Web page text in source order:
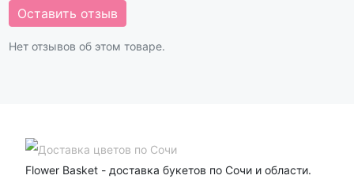
Оставить отзыв
Нет отзывов об этом товаре.
Flower Basket - доставка букетов по Сочи и области.